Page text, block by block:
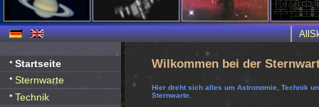
Startseite
Sternwarte
Technik
Wilkommen bei der
Hier dreht sich alles um Astronomie, Technik
Sternwarte.